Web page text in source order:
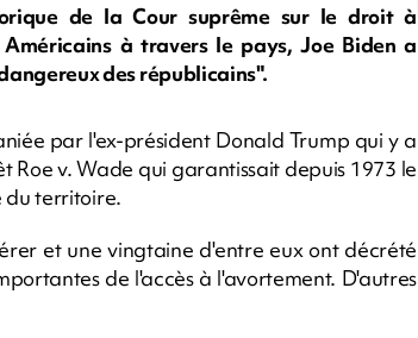
de la Cour suprême sur le droit à
à travers le pays, Joe Biden a
des républicains".
par l'ex-président Donald Trump qui y a
Roe v. Wade qui garantissait depuis 1973 le
du territoire.
et une vingtaine d'entre eux ont décrété
de l'accès à l'avortement. D'autres